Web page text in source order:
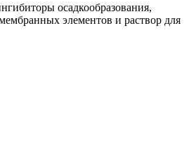
осадкообразования,
элементов и раствор для